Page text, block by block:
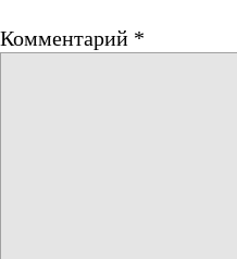
Комментарий *